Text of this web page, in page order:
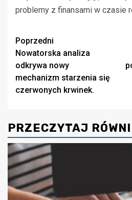
problemy z finansami w czasie
Zobacz
wpisy
Poprzedni
Nowatorska analiza
odkrywa nowy
mechanizm starzenia się
czerwonych krwinek.
PRZECZYTAJ